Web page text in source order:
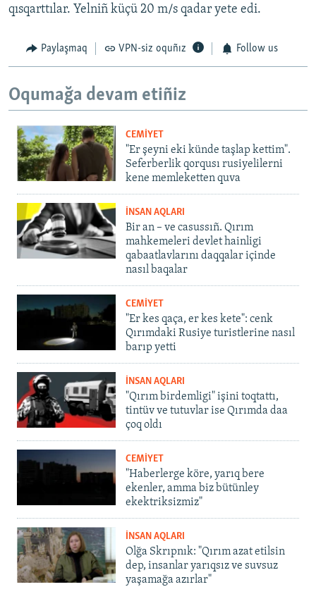
qısqarttılar. Yelniñ küçü 20 m/s qadar yete edi.
Paylaşmaq VPN-siz oquñız Follow us
Oqumağa devam etiñiz
CEMİYET
"Er şeyni eki künde taşlap kettim".
Seferberlik qorqusı rusiyelilerni
kene memleketten quva
İNSAN AQLARI
Bir an – ve casussıñ. Qırım
mahkemeleri devlet hainligi
qabaatlavlarını daqqalar içinde
nasıl baqalar
CEMİYET
"Er kes qaça, er kes kete": cenk
Qırımdaki Rusiye turistlerine nasıl
barıp yetti
İNSAN AQLARI
"Qırım birdemligi" işini toqtattı,
tintüv ve tutuvlar ise Qırımda daa
çoq oldı
CEMİYET
"Haberlerge köre, yarıq bere
ekenler, amma biz bütünley
ekektriksizmiz"
İNSAN AQLARI
Olğa Skrıpnık: "Qırım azat etilsin
dep, insanlar yarıqsız ve suvsuz
yaşamağa azırlar"